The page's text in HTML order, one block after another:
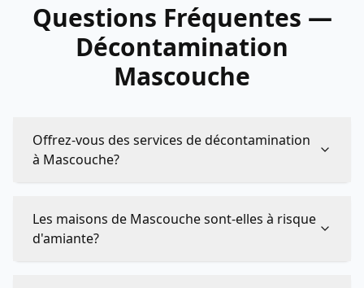
Questions Fréquentes —
Décontamination
Mascouche
Offrez-vous des services de décontamination
à Mascouche?
Les maisons de Mascouche sont-elles à risque
d'amiante?